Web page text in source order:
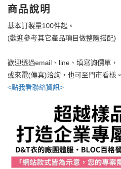
商品說明
基本訂製量100件起。
(歡迎參考其它產品項目做整體搭配)
歡迎透過email、line、填寫詢價單，
或來電(傳真)洽詢，也可至門市看樣。
<點我看聯絡資訊>